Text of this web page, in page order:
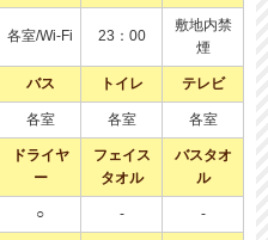
各室/Wi-Fi 23：00
敷地内禁
煙
バス トイレ テレビ
各室 各室 各室
ドライヤ
ー
フェイス
タオル
バスタオ
ル
○ - -